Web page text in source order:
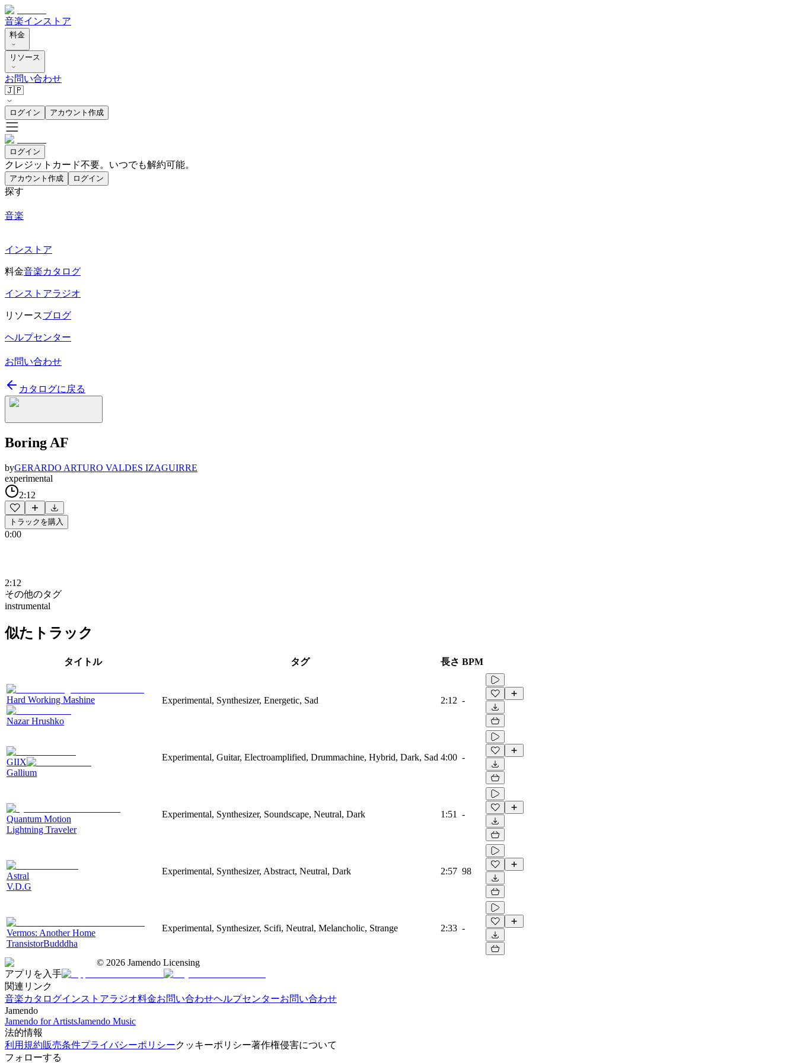
音楽インストア
料金
リソース
お問い合わせ
🇯🇵
ログイン アカウント作成
ログイン
クレジットカード不要。いつでも解約可能。
アカウント作成 ログイン
探す
音楽
インストア
料金音楽カタログ
インストアラジオ
リソースブログ
ヘルプセンター
お問い合わせ
カタログに戻る
Boring AF
byGERARDO ARTURO VALDES IZAGUIRRE
experimental
2:12
トラックを購入
0:00
2:12
その他のタグ
instrumental
似たトラック
タイトル タグ 長さ BPM
Hard Working Mashine
Nazar Hrushko
Experimental, Synthesizer, Energetic, Sad 2:12 -
GIIX
Gallium
Experimental, Guitar, Electroamplified, Drummachine, Hybrid, Dark, Sad 4:00 -
Quantum Motion
Lightning Traveler
Experimental, Synthesizer, Soundscape, Neutral, Dark 1:51 -
Astral
V.D.G
Experimental, Synthesizer, Abstract, Neutral, Dark 2:57 98
Vermos: Another Home
TransistorBudddha
Experimental, Synthesizer, Scifi, Neutral, Melancholic, Strange 2:33 -
© 2026 Jamendo Licensing
アプリを入手
関連リンク
音楽カタログインストアラジオ料金お問い合わせヘルプセンターお問い合わせ
Jamendo
Jamendo for ArtistsJamendo Music
法的情報
利用規約販売条件プライバシーポリシークッキーポリシー著作権侵害について
フォローする